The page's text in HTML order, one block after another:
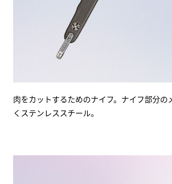
肉をカットするためのナイフ。ナイフ部分の
くステンレススチール。